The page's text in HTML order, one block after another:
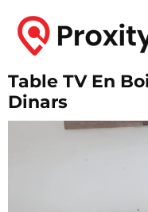
Table TV En
Dinars